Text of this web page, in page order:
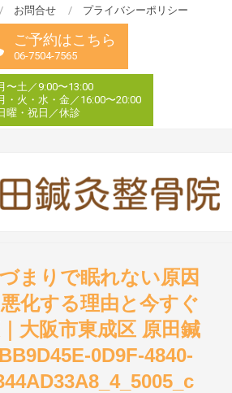
お問合せ プライバシーポリシー
ご予約はこちら
06-7504-7565
〜土／9:00〜13:00
・火・水・金／16:00〜20:00
曜・祝日／休診
まりで眠れない原因
化する理由と今すぐ
大阪市東成区 原田鍼
0D9F-4840-